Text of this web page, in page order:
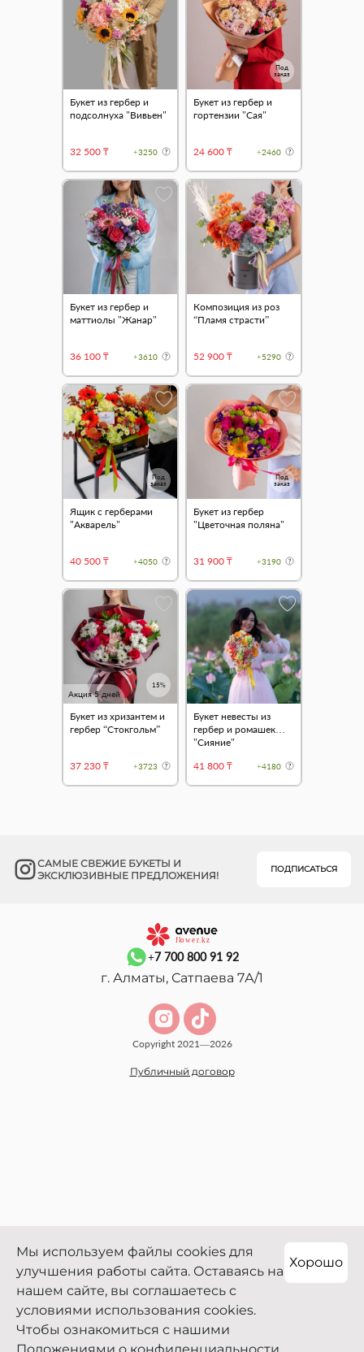
Букет из гербер и
подсолнуха "Вивьен"
32 500 ₸ +3250
Под
заказ
Букет из гербер и
гортензии "Сая"
24 600 ₸ +2460
Букет из гербер и
маттиолы "Жанар"
36 100 ₸ +3610
Композиция из роз
“Пламя страсти”
52 900 ₸ +5290
Под
заказ
Ящик с герберами
"Акварель"
40 500 ₸ +4050
Под
заказ
Букет из гербер
"Цветочная поляна"
31 900 ₸ +3190
Акция 5 дней
15%
Букет из хризантем и
гербер “Стокгольм”
37 230 ₸ +3723
Букет невесты из
гербер и ромашек
"Сияние"
41 800 ₸
+4180
САМЫЕ СВЕЖИЕ БУКЕТЫ И
ЭКСКЛЮЗИВНЫЕ ПРЕДЛОЖЕНИЯ!
ПОДПИСАТЬСЯ
+7 700 800 91 92
г. Алматы, Сатпаева 7А/1
Copyright 2021—2026
Публичный договор
Мы используем файлы cookies для
улучшения работы сайта. Оставаясь на
нашем сайте, вы соглашаетесь с
условиями использования cookies.
Чтобы ознакомиться с нашими
Хорошо